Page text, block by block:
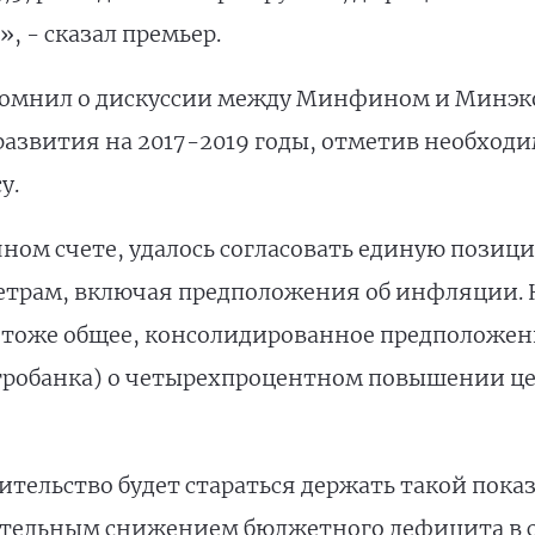
- сказал премьер.
о дискуссии между Минфином и
на 2017-2019 годы, отметив
счете, удалось согласовать единую
включая предположения об
общее, консолидированное
о четырехпроцентном повышении
будет стараться держать такой
снижением бюджетного дефицита в